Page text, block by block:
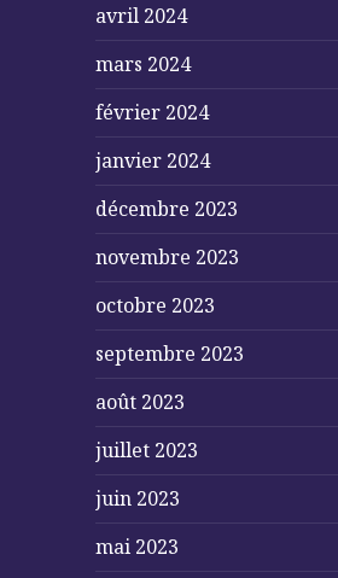
avril 2024
mars 2024
février 2024
janvier 2024
décembre 2023
novembre 2023
octobre 2023
septembre 2023
août 2023
juillet 2023
juin 2023
mai 2023